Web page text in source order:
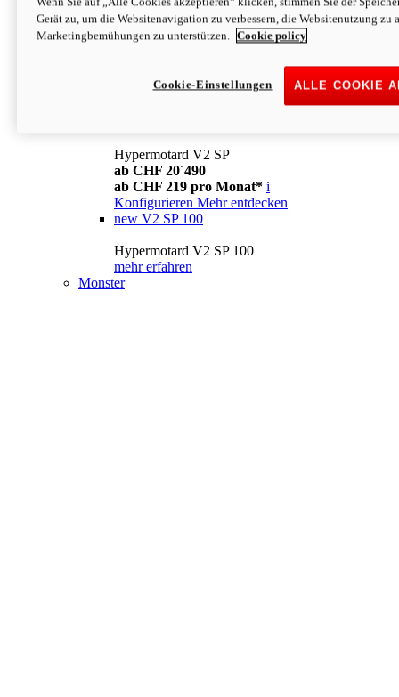
Konfigurieren Mehr entdecken
newV2
ab CHF 169 pro Monat* i
Mehr entdecken
Hypermotard V2 SP
ab CHF 20´490
ab CHF 219 pro Monat* i
Konfigurieren Mehr entdecken
new V2 SP 100
Hypermotard V2 SP 100
mehr erfahren
Monster
Gerät zu, um die Websitenavigation zu verbessern, die Websitenutzung zu
Marketingbemühungen zu unterstützen.
Cookie policy
ALLE COOKIE
Cookie-Einstellungen